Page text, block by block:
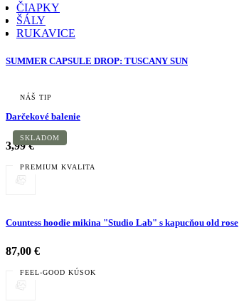
ČIAPKY
ŠÁLY
RUKAVICE
SUMMER CAPSULE DROP: TUSCANY SUN
NÁŠ TIP
SKLADOM
Darčekové balenie
3,99 €
PREMIUM KVALITA
Countess hoodie mikina "Studio Lab" s kapucňou old rose
87,00 €
FEEL-GOOD KÚSOK